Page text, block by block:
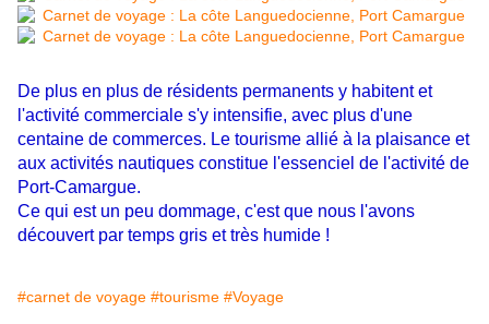
De plus en plus de résidents permanents y habitent et
l'activité commerciale s'y intensifie, avec plus d'une
centaine de commerces. Le tourisme allié à la plaisance et
aux activités nautiques constitue l'essenciel de l'activité de
Port-Camargue.
Ce qui est un peu dommage, c'est que nous l'avons
découvert par temps gris et très humide !
#carnet de voyage #tourisme #Voyage